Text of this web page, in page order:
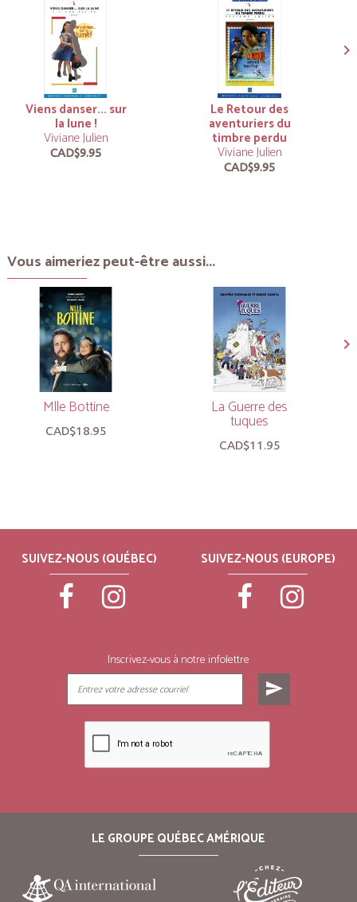
Viens danser... sur
la lune !
Viviane Julien
CAD$9.95
Le Retour des
aventuriers du
timbre perdu
Viviane Julien
CAD$9.95
Vous aimeriez peut-être aussi...
Mlle Bottine
CAD$18.95
La Guerre des
tuques
CAD$11.95
SUIVEZ-NOUS (QUÉBEC) SUIVEZ-NOUS (EUROPE)
Inscrivez-vous à notre infolettre
send
LE GROUPE QUÉBEC AMÉRIQUE